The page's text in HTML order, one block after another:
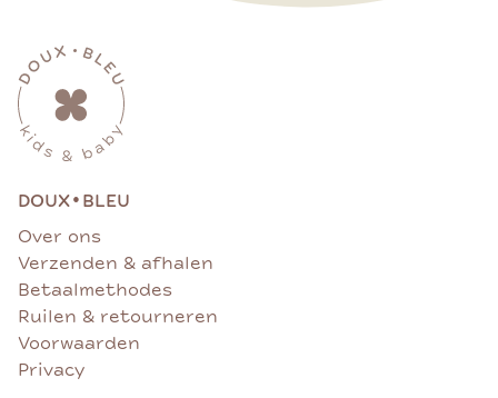
DOUX• BLEU
Over ons
Verzenden & afhalen
Betaalmethodes
Ruilen & retourneren
Voorwaarden
Privacy